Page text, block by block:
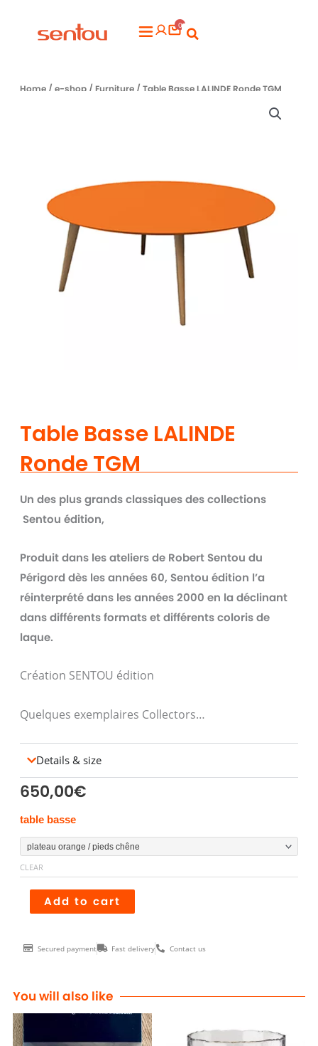
Flyout
0
Home/ e-shop/ Furniture/ Table Basse LALINDE Ronde TGM
Table Basse LALINDE
Ronde TGM
Un des plus grands classiques des collections
Sentou édition,
Produit dans les ateliers de Robert Sentou du
Périgord dès les années 60, Sentou édition l’a
réinterprété dans les années 2000 en la déclinant
dans différents formats et différents coloris de
laque.
Création SENTOU édition
Quelques exemplaires Collectors…
Details & size
650,00€
table basse
CLEAR
Table
Basse
LALINDE
Ronde
TGM
quantity
Add to cart
Secured payment Fast delivery Contact us
You will also like